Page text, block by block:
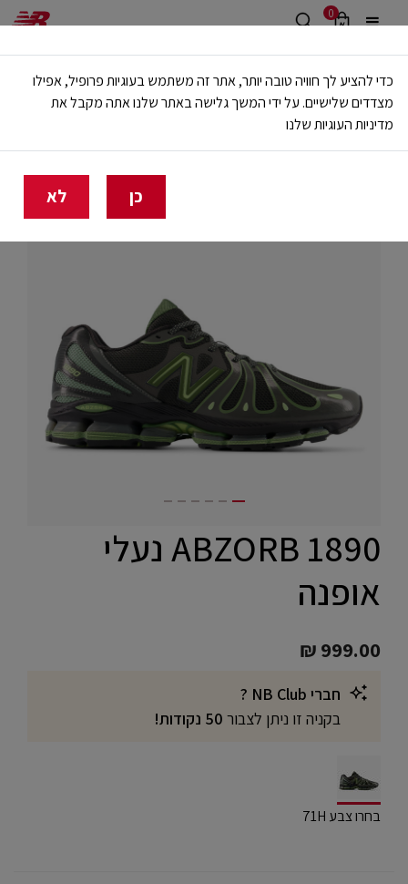
0
משלוח חינם מעל 499 ש"ח
🔥 20% הנחה על כל הביגוד באתר ובחנויות - לזמן מוגבל
בית גברים נעליים לייף סטייל
ABZORB 1890 נעלי
אופנה
₪ 999.00
חברי NB Club ?
בקניה זו ניתן לצבור
selected
בחרו צבע 71H
כדי להציע לך חוויה טובה יותר, אתר זה משתמש בעוגיות פרופיל, אפילו
מצדדים שלישיים. על ידי המשך גלישה באתר שלנו אתה מקבל את
מדיניות העוגיות שלנו
כן לא